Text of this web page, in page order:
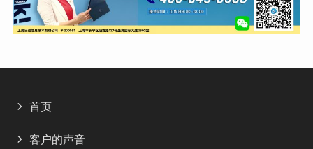
首页
客户的声音